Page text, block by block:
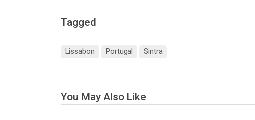
Tagged
Lissabon Portugal Sintra
You May Also Like